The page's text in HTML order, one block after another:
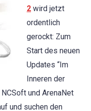
2 wird jetzt
ordentlich
gerockt: Zum
Start des neuen
Updates “Im
Inneren der
und ArenaNet
und suchen den